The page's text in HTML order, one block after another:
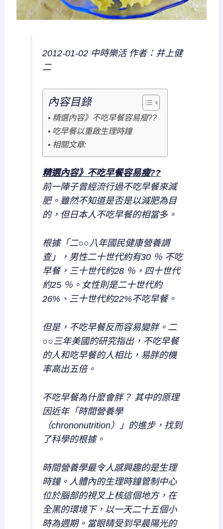
2012-01-02 中時樂活 作者：井上健
二
內容目錄
精選內容》不吃早餐容易瘦??
吃早餐以重啟生理時鐘
相關文章:
精選內容》不吃早餐容易瘦??
前一陣子曾經流行過不吃早餐來減
肥。雖然不知道是否是以減肥為目
的，但日本人不吃早餐的相當多。
根據「二○○八年國民健康營養調
查」，男性二十世代約有30 ％ 不吃
早餐，三十世代約28 ％，四十世代
約25 ％。女性則是二十世代約
26%、三十世代約22%不吃早餐。
但是，不吃早餐反而容易變胖。二
○○三年美國的研究指出，不吃早餐
的人和吃早餐的人相比，易胖的機
率高出五倍。
不吃早餐為什麼會胖？ 其中的原理
因近年「時間營養學
（chrononutrition）」的進步，找到
了科學的根據。
時間營養學最令人感興趣的是生理
時鐘。人體內的生理時鐘管制中心
位於腦部的視叉上核這個地方，在
全黑的環境下，以一天二十五個小
時為週期。當眼睛受到早晨陽光的